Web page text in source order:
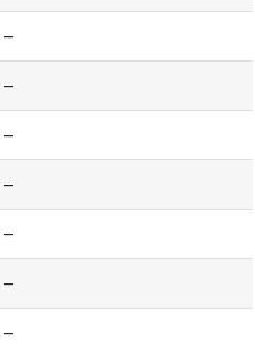
--
--
--
--
--
--
--